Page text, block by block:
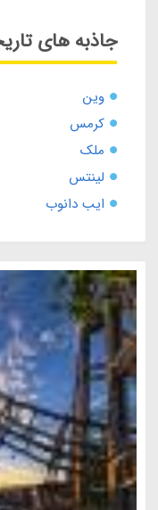
جاذبه های
وین
کرمس
ملک
لینتس
ایب دانوب